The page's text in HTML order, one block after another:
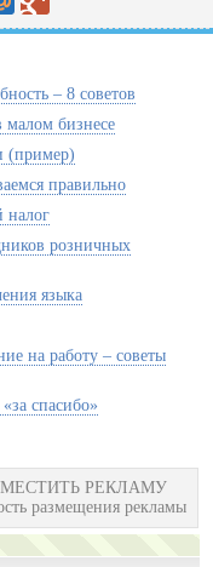
– 8 советов
малом бизнесе
(пример)
правильно
налог
розничных
языка
на работу – советы
спасибо»
РЕКЛАМУ
размещения рекламы